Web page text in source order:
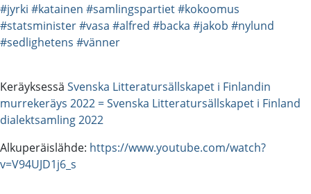
#jyrki #katainen #samlingspartiet#kokoomus
#statsminister#vasa #alfred #backa #jakob #nylund
#sedlighetens #vänner
Keräyksessä Svenska Litteratursällskapet i Finlandin
murrekeräys 2022 = Svenska Litteratursällskapet i Finland
dialektsamling 2022
Alkuperäislähde: https://www.youtube.com/watch?
v=V94UJD1j6_s